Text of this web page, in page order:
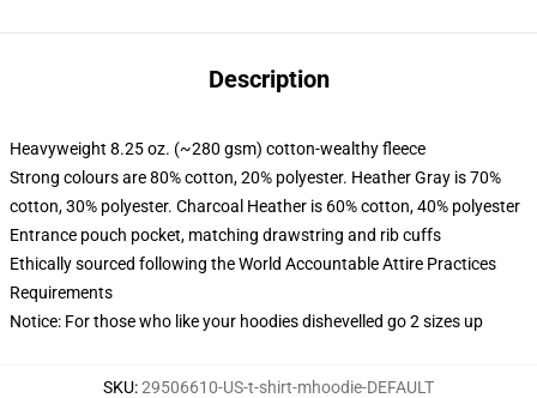
Description
Heavyweight 8.25 oz. (~280 gsm) cotton-wealthy fleece
Strong colours are 80% cotton, 20% polyester. Heather Gray is 70%
cotton, 30% polyester. Charcoal Heather is 60% cotton, 40% polyester
Entrance pouch pocket, matching drawstring and rib cuffs
Ethically sourced following the World Accountable Attire Practices
Requirements
Notice: For those who like your hoodies dishevelled go 2 sizes up
SKU:29506610-US-t-shirt-mhoodie-DEFAULT